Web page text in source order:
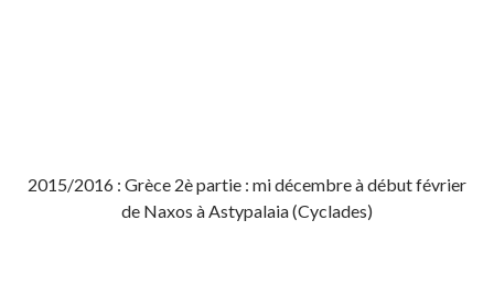
2015/2016 : Grèce 2è partie : mi décembre à début février
de Naxos à Astypalaia (Cyclades)